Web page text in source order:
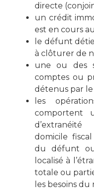
directe
un crédit
est en cours
le défunt
à clôturer de
une ou des
comptes ou
détenus par
les
comportent
domicile
du défunt
localisé à
totale ou
les besoins